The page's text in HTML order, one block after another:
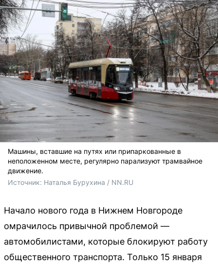
Машины, вставшие на путях или припаркованные в
неположенном месте, регулярно парализуют трамвайное
движение.
Источник: Наталья Бурухина / NN.RU
Начало нового года в Нижнем Новгороде
омрачилось привычной проблемой —
автомобилистами, которые блокируют работу
общественного транспорта. Только 15 января